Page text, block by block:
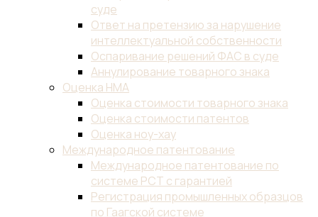
суде
Ответ на претензию за нарушение
интеллектуальной собственности
Оспаривание решений ФАС в суде
Аннулирование товарного знака
Оценка НМА
Оценка стоимости товарного знака
Оценка стоимости патентов
Оценка ноу-хау
Международное патентование
Международное патентование по
системе PCT с гарантией
Регистрация промышленных образцов
по Гаагской системе